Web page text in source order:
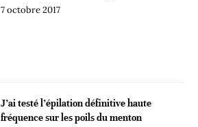
7 octobre 2017
J’ai testé l’épilation définitive haute
fréquence sur les poils du menton